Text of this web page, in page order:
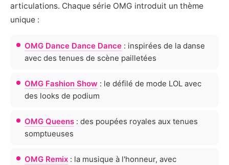
articulations. Chaque série OMG introduit un thème
unique :
OMG Dance Dance Dance : inspirées de la danse
avec des tenues de scène pailletées
OMG Fashion Show : le défilé de mode LOL avec
des looks de podium
OMG Queens : des poupées royales aux tenues
somptueuses
OMG Remix : la musique à l'honneur, avec